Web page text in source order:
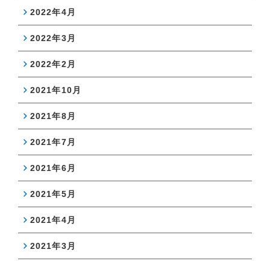
2022年4月
2022年3月
2022年2月
2021年10月
2021年8月
2021年7月
2021年6月
2021年5月
2021年4月
2021年3月